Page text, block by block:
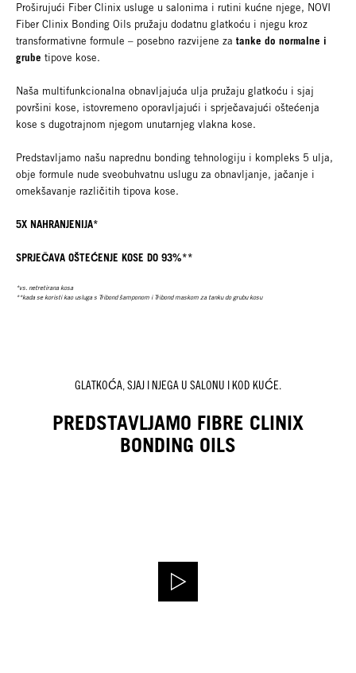
Proširujući Fiber Clinix usluge u salonima i rutini kućne njege, NOVI
Fiber Clinix Bonding Oils pružaju dodatnu glatkoću i njegu kroz
transformativne formule – posebno razvijene za tanke do normalne i
grube tipove kose.
Naša multifunkcionalna obnavljajuća ulja pružaju glatkoću i sjaj
površini kose, istovremeno oporavljajući i sprječavajući oštećenja
kose s dugotrajnom njegom unutarnjeg vlakna kose.
Predstavljamo našu naprednu bonding tehnologiju i kompleks 5 ulja,
obje formule nude sveobuhvatnu uslugu za obnavljanje, jačanje i
omekšavanje različitih tipova kose.
5X NAHRANJENIJA*
SPRJEČAVA OŠTEĆENJE KOSE DO 93%**
*vs. netretirana kosa
**kada se koristi kao usluga s Tribond šamponom i Tribond maskom za tanku do grubu kosu
GLATKOĆA, SJAJ I NJEGA U SALONU I KOD KUĆE.
PREDSTAVLJAMO FIBRE CLINIX
BONDING OILS